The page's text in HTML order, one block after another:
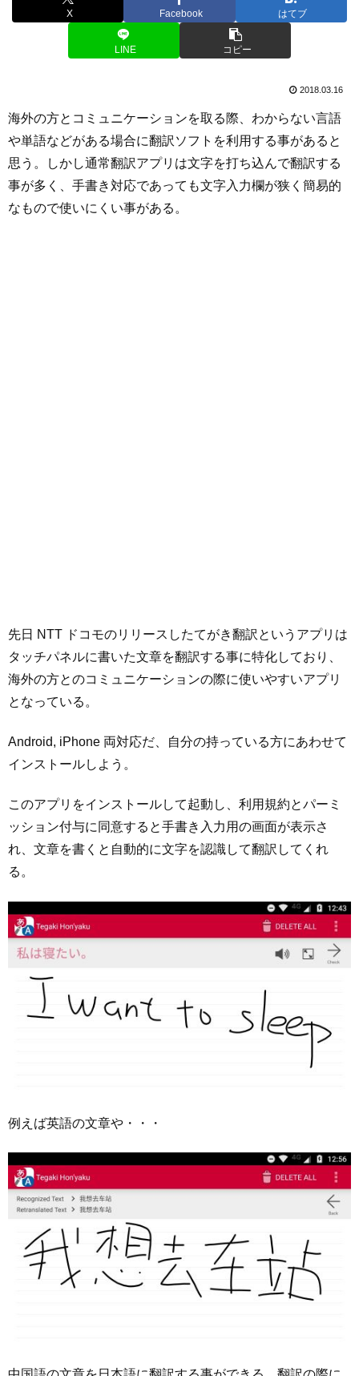
X Facebook はてブ
LINE コピー
2018.03.16
海外の方とコミュニケーションを取る際、わからない言語
や単語などがある場合に翻訳ソフトを利用する事があると
思う。しかし通常翻訳アプリは文字を打ち込んで翻訳する
事が多く、手書き対応であっても文字入力欄が狭く簡易的
なもので使いにくい事がある。
先日 NTT ドコモのリリースしたてがき翻訳というアプリは
タッチパネルに書いた文章を翻訳する事に特化しており、
海外の方とのコミュニケーションの際に使いやすいアプリ
となっている。
Android, iPhone 両対応だ、自分の持っている方にあわせて
インストールしよう。
このアプリをインストールして起動し、利用規約とパーミ
ッション付与に同意すると手書き入力用の画面が表示さ
れ、文章を書くと自動的に文字を認識して翻訳してくれ
る。
例えば英語の文章や・・・